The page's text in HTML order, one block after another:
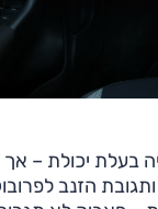
בעלת יכולת –
הזנב